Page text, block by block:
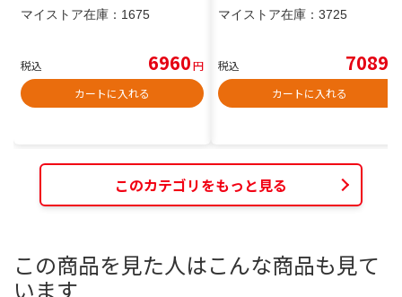
マイストア在庫： 1675
税込 6960円
カートに入れる
マイストア在庫： 3725
税込 7089
カートに入れる
このカテゴリをもっと見る
この商品を見た人はこんな商品も見て
います